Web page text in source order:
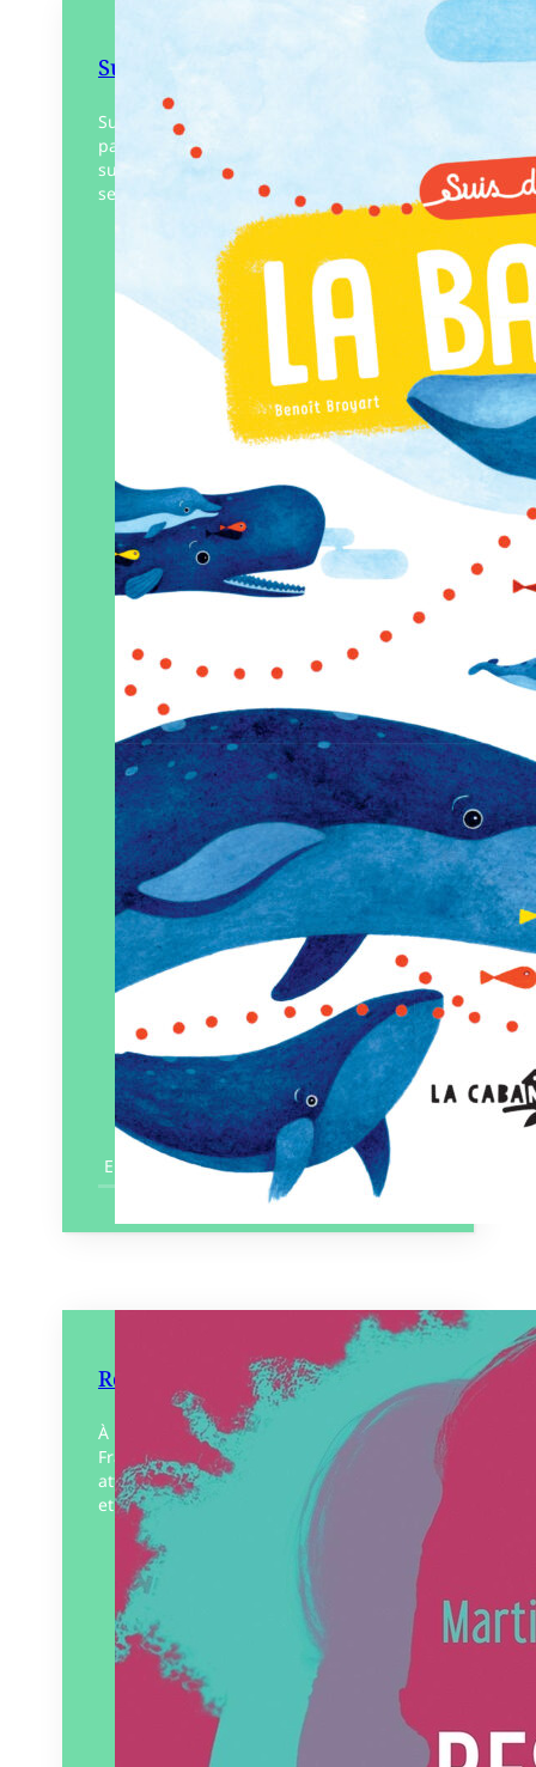
Suis du doigt la baleine
Sur le chemin qui serpente de page en
page, à toi de choisir quel cétacé tu vas
suivre ! Veux-tu voir comment la baleine
se nourrit ou assister…
Éditeur :La Cabane bleue
Paru le
21/03/2025
En savoir plus
Résister au racisme
À une époque où plus de dix millions de
Français ont voté pour un parti qui
attribue tous nos maux à l’immigration –
et à certaines ethnies en…
Éditeur :
Le Murmure
Paru le